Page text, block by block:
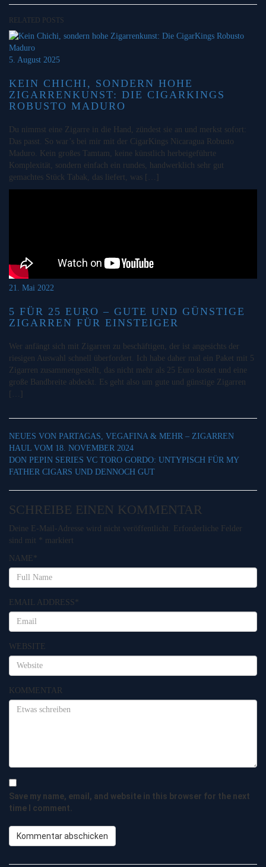
RELATED POSTS
5. August 2025
KEIN CHICHI, SONDERN HOHE
ZIGARRENKUNST: DIE CIGARKINGS
ROBUSTO MADURO
Du nimmst eine Zigarre in die Hand, zündest sie an und merkst sofort:
Das passt. So war’s bei mir mit der CigarKings Nicaragua Robusto
Maduro. Kein großes Tamtam, keine künstlich herbeigeführte
Komplexität, sondern einfach ein rundes, handwerklich sehr gut
gemachtes Stück Tabak, das liefert, was […]
21. Mai 2022
5 FÜR 25 EURO – GUTE UND GÜNSTIGE
ZIGARREN FÜR EINSTEIGER
Wer anfängt sich mit Zigarren zu beschäftigen, der ist angesichts der
riesigen Auswahl schnell überfordert. Ich habe daher mal ein Paket mit 5
Zigarren zusammengestellt, das nicht mehr als 25 Euro kostet und eine
große Bandbreite abdeckt. Es geht also um gute und günstige Zigarren
NEUES VON PARTAGAS, VEGAFINA & MEHR – ZIGARREN
HAUL VOM 18. NOVEMBER 2024
DON PEPIN SERIES VC TORO GORDO: UNTYPISCH FÜR MY
FATHER CIGARS UND DENNOCH GUT
SCHREIBE EINEN KOMMENTAR
Deine E-Mail-Adresse wird nicht veröffentlicht.
Erforderliche Felder
sind mit * markiert
NAME *
EMAIL ADDRESS*
WEBSITE
KOMMENTAR
Save my name, email, and website in this browser for the next
time I comment.